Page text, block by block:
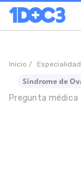
Inicio /
Síndrome de
Pregunta médica